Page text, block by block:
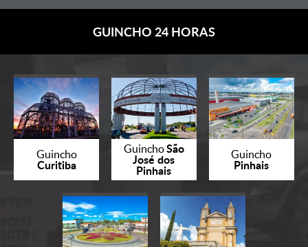
GUINCHO 24 HORAS
Guincho
Curitiba
GuinchoSão
José dos
Pinhais
Guincho
Pinhais